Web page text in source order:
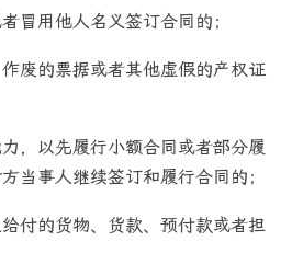
冒用他人名义签订合同的；
作废的票据或者其他虚假的产权证
力，以先履行小额合同或者部分履
当事人继续签订和履行合同的；
给付的货物、货款、预付款或者担